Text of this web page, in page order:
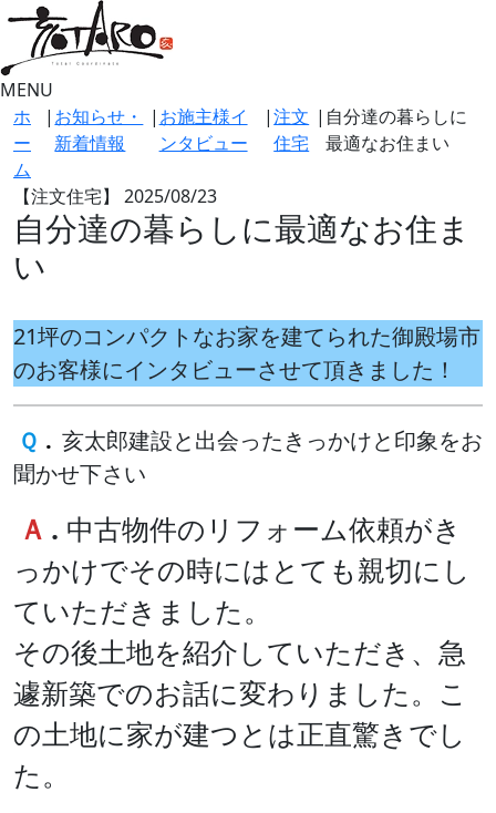
MENU
ホ
ー
ム
| お知らせ・
新着情報
| お施主様イ
ンタビュー
|注文
住宅
| 自分達の暮らしに
最適なお住まい
【注文住宅】 2025/08/23
自分達の暮らしに最適なお住ま
い
21坪のコンパクトなお家を建てられた御殿場市
のお客様にインタビューさせて頂きました！
Ｑ . 亥太郎建設と出会ったきっかけと印象をお
聞かせ下さい
Ａ . 中古物件のリフォーム依頼がき
っかけでその時にはとても親切にし
ていただきました。
その後土地を紹介していただき、急
遽新築でのお話に変わりました。こ
の土地に家が建つとは正直驚きでし
た。